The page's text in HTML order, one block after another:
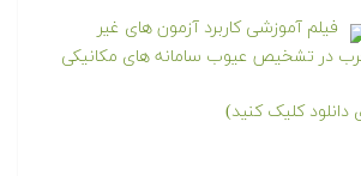
فیلم آموزشی کاربرد آزمون های غیر
در تشخیص عیوب سامانه های مکانیکی
دانلود کلیک کنید)